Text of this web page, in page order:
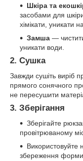
Шкіра та
засобами для
хімікати, уникати
Замша —
уникати води.
2. Сушка
Завжди сушіть виріб
прямого сонячного
не пересушити
3. Зберігання
Зберігайте
провітрюваному
Використовуйте
збереження форми